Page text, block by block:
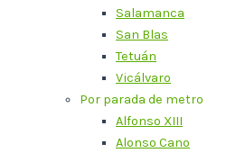
Salamanca
San Blas
Tetuán
Vicálvaro
Por parada de metro
Alfonso XIII
Alonso Cano